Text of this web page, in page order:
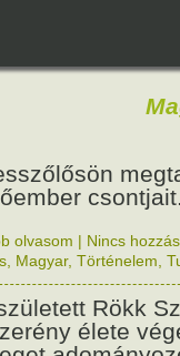
olvasom | Nincs
Magyar, Történelem
Rökk
élete